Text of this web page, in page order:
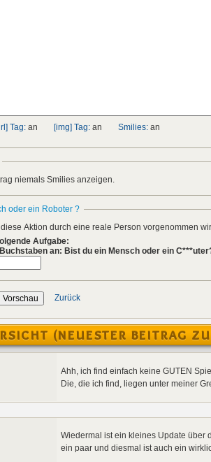
Tag: an [img] Tag: an Smilies: an
niemals Smilies anzeigen.
oder ein Roboter ?
Aktion durch eine reale Person vorgenommen
Aufgabe:
an: Bist du ein Mensch oder ein
Zurück
(NEUESTER BEITRAG
Ahh, ich find einfach keine GUTEN
Die, die ich find, liegen unter meiner
Wiedermal ist ein kleines Update über
ein paar und diesmal ist auch ein